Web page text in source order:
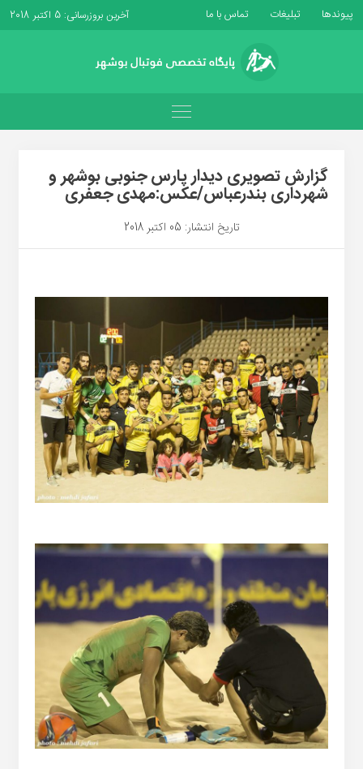
پیوندها تبلیغات تماس با ما آخرین بروزرسانی: 5 اکتبر 2018
گزارش تصویری دیدار پارس جنوبی بوشهر و
شهرداری بندرعباس/عکس:مهدی جعفری
تاریخ انتشار: 05 اکتبر 2018